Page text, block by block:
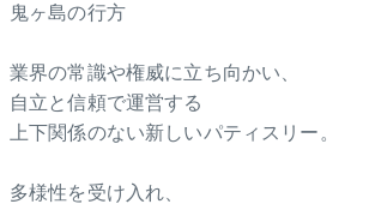
鬼ヶ島の行方
業界の常識や権威に立ち向かい、
自立と信頼で運営する
上下関係のない新しいパティスリー。
多様性を受け入れ、